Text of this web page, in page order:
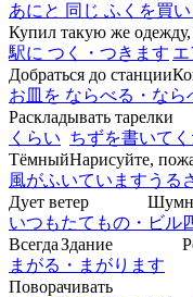
あにと 同じ ふくを買
Купил такую же одежду,
駅に つく・つきます
Добраться до станции
お皿を ならべる・なら
Раскладывать тарелки
くらい
Тёмный
ちずを書いて
Нарисуйте,
風がふいています
Дует ветер
うる
いつも
Всегда
たてもの・ビル
Здание
まがる・まがります
Поворачивать